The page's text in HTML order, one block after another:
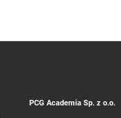
PCG Academia Sp. z o.o.